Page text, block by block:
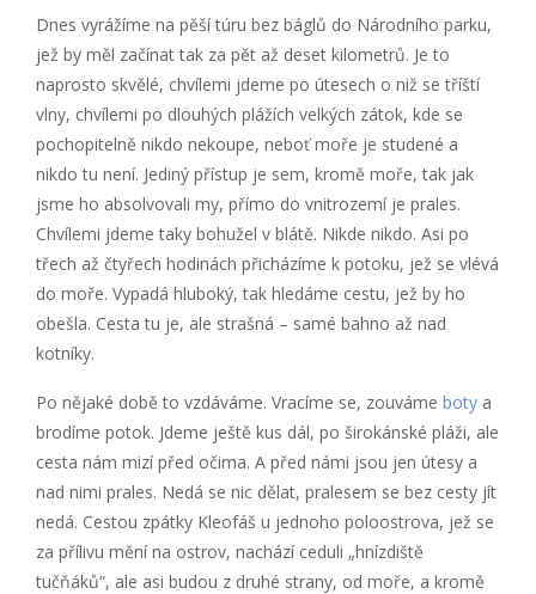
Dnes vyrážíme na pěší túru bez báglů do Národního parku,
jež by měl začínat tak za pět až deset kilometrů. Je to
naprosto skvělé, chvílemi jdeme po útesech o niž se tříští
vlny, chvílemi po dlouhých plážích velkých zátok, kde se
pochopitelně nikdo nekoupe, neboť moře je studené a
nikdo tu není. Jediný přístup je sem, kromě moře, tak jak
jsme ho absolvovali my, přímo do vnitrozemí je prales.
Chvílemi jdeme taky bohužel v blátě. Nikde nikdo. Asi po
třech až čtyřech hodinách přicházíme k potoku, jež se vlévá
do moře. Vypadá hluboký, tak hledáme cestu, jež by ho
obešla. Cesta tu je, ale strašná – samé bahno až nad
kotníky.
Po nějaké době to vzdáváme. Vracíme se, zouváme boty a
brodíme potok. Jdeme ještě kus dál, po širokánské pláži, ale
cesta nám mizí před očima. A před námi jsou jen útesy a
nad nimi prales. Nedá se nic dělat, pralesem se bez cesty jít
nedá. Cestou zpátky Kleofáš u jednoho poloostrova, jež se
za přílivu mění na ostrov, nachází ceduli „hnízdiště
tučňáků“, ale asi budou z druhé strany, od moře, a kromě